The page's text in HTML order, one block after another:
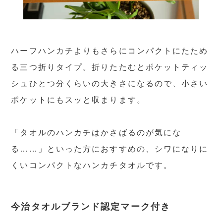
ハーフハンカチよりもさらにコンパクトにたため
る三つ折りタイプ。折りたたむとポケットティッ
シュひとつ分くらいの大きさになるので、小さい
ポケットにもスッと収まります。
「タオルのハンカチはかさばるのが気にな
る……」といった方におすすめの、シワになりに
くいコンパクトなハンカチタオルです。
今治タオルブランド認定マーク付き